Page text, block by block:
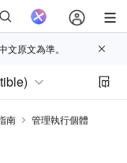
原文為準。
南
管理執行個體